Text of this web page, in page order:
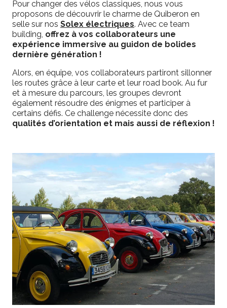
Pour changer des vélos classiques, nous vous
proposons de découvrir le charme de Quiberon en
selle sur nos Solex électriques. Avec ce team
building, offrez à vos collaborateurs une
expérience immersive au guidon de bolides
dernière génération !
Alors, en équipe, vos collaborateurs partiront sillonner
les routes grâce à leur carte et leur road book. Au fur
et à mesure du parcours, les groupes devront
également résoudre des énigmes et participer à
certains défis. Ce challenge nécessite donc des
qualités d’orientation et mais aussi de réflexion !